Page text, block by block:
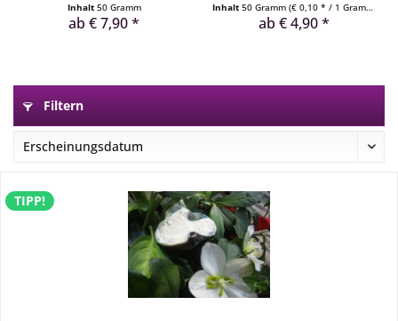
Inhalt 50 Gramm
ab € 7,90 *
Inhalt 50 Gramm (€ 0,10 * / 1 Gramm)
ab € 4,90 *
Filtern
TIPP!